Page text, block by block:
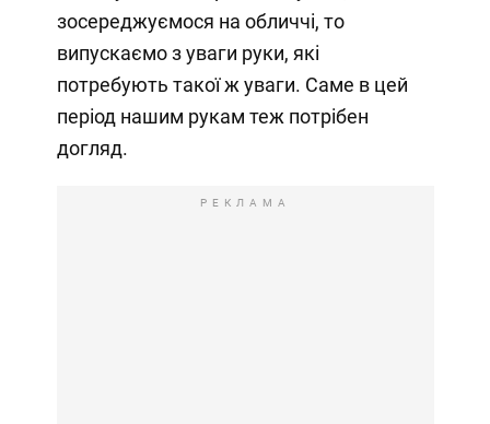
зосереджуємося на обличчі, то
випускаємо з уваги руки, які
потребують такої ж уваги. Саме в цей
період нашим рукам теж потрібен
догляд.
РЕКЛАМА